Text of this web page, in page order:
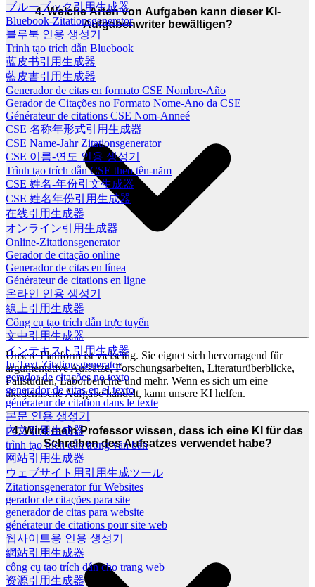
ブルーブック引用生成器
Bluebook-Zitationsgenerator
블루북 인용 생성기
Trình tạo trích dẫn Bluebook
蓝皮书引用生成器
藍皮書引用生成器
Generador de citas en formato CSE Nombre-Año
Gerador de Citações no Formato Nome-Ano da CSE
Générateur de citations CSE Nom-Anneé
CSE 名称年形式引用生成器
CSE Name-Jahr Zitationsgenerator
CSE 이름-연도 인용 생성기
Trình tạo trích dẫn CSE theo tên-năm
CSE 姓名-年份引文生成器
CSE 姓名年份引用生成器
在线引用生成器
オンライン引用生成器
Online-Zitationsgenerator
Gerador de citação online
Generador de citas en línea
Générateur de citations en ligne
온라인 인용 생성기
線上引用生成器
Công cụ tạo trích dẫn trực tuyến
文中引用生成器
インテキスト引用生成器
In-Text-Zitationsgenerator
gerador de citações no texto
generador de citas en el texto
générateur de citation dans le texte
본문 인용 생성기
內文引用生成器
trình tạo trích dẫn trong văn bản
网站引用生成器
ウェブサイト用引用生成ツール
Zitationsgenerator für Websites
gerador de citações para site
generador de citas para website
générateur de citations pour site web
웹사이트용 인용 생성기
網站引用生成器
công cụ tạo trích dẫn cho trang web
资源引用生成器
4. Welche Arten von Aufgaben kann dieser KI-
Aufgabenwriter bewältigen?
Unsere Plattform ist vielseitig. Sie eignet sich hervorragend für
argumentative Aufsätze, Forschungsarbeiten, Literaturüberblicke,
Fallstudien, Laborberichte und mehr. Wenn es sich um eine
akademische Aufgabe handelt, kann unsere KI helfen.
4. Wird mein Professor wissen, dass ich eine KI für das
Schreiben des Aufsatzes verwendet habe?